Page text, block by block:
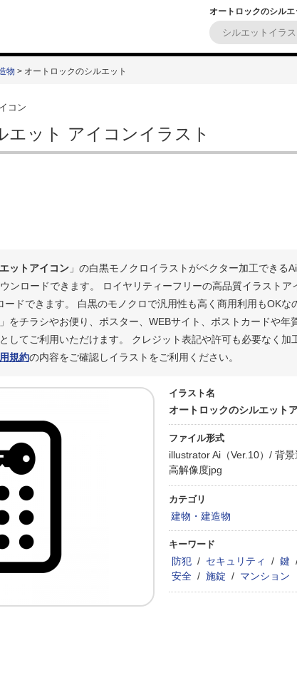
オートロックのシル
物 > オートロックのシルエット
コン
エット アイコンイラスト
ットアイコン」の白黒モノクロイラストがベクター加工できる
ンロードできます。 ロイヤリティーフリーの高品質イラストア
ドできます。 白黒のモノクロで汎用性も高く商用利用もOKな
」をチラシやお便り、ポスター、WEBサイト、ポストカードや年
してご利用いただけます。 クレジット表記や許可も必要なく加
規約の内容をご確認しイラストをご利用ください。
イラスト名
オートロックのシルエット
ファイル形式
illustrator Ai（Ver.10）/ 背
高解像度jpg
カテゴリ
建物・建造物
キーワード
防犯 / セキュリティ / 鍵
安全 / 施錠 / マンション